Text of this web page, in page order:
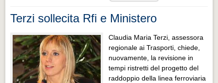
Terzi sollecita Rfi e Ministero
Claudia Maria Terzi, assessora
regionale ai Trasporti, chiede,
nuovamente, la revisione in
tempi ristretti del progetto del
raddoppio della linea ferroviaria